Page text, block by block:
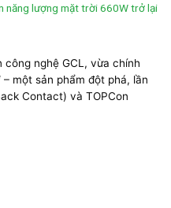
năng lượng mặt trời 660W trở lại
nghệ GCL, vừa chính
một sản phẩm đột phá, lần
Contact) và TOPCon